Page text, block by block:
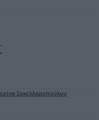
Σακελλαροπούλου